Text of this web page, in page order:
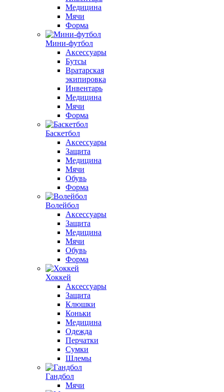
Медицина
Мячи
Форма
Мини-футбол
Аксессуары
Бутсы
Вратарская
экипировка
Инвентарь
Медицина
Мячи
Форма
Баскетбол
Аксессуары
Защита
Медицина
Мячи
Обувь
Форма
Волейбол
Аксессуары
Защита
Медицина
Мячи
Обувь
Форма
Хоккей
Аксессуары
Защита
Клюшки
Коньки
Медицина
Одежда
Перчатки
Сумки
Шлемы
Гандбол
Мячи